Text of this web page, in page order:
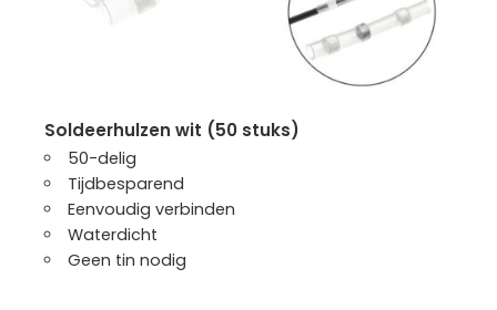
soldeerhulzen wit (50 stuks)
50-delig
Tijdbesparend
Eenvoudig verbinden
Waterdicht
Geen tin nodig